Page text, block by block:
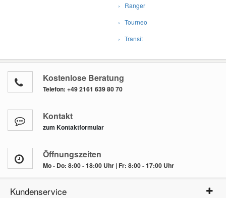
› Ranger
› Tourneo
› Transit
Kostenlose Beratung
Telefon: +49 2161 639 80 70
Kontakt
zum Kontaktformular
Öffnungszeiten
Mo - Do: 8:00 - 18:00 Uhr | Fr: 8:00 - 17:00 Uhr
Kundenservice